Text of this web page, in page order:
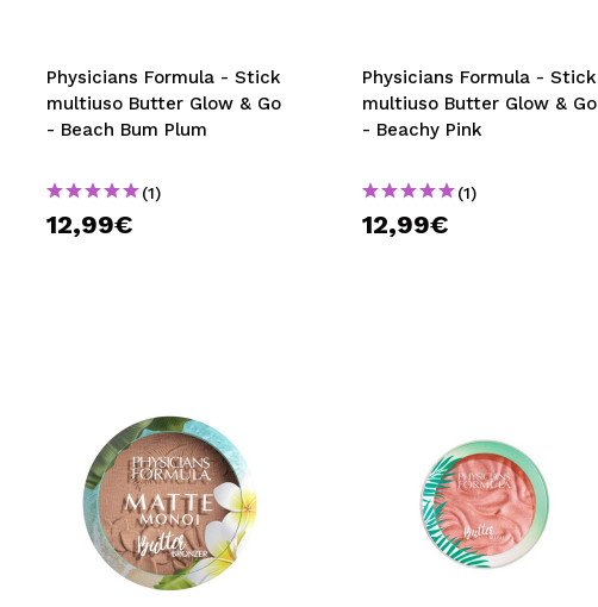
Physicians Formula - Stick
multiuso Butter Glow & Go
- Beach Bum Plum
(1)
12,99€
Physicians Formula - Stick
multiuso Butter Glow & Go
- Beachy Pink
(1)
12,99€